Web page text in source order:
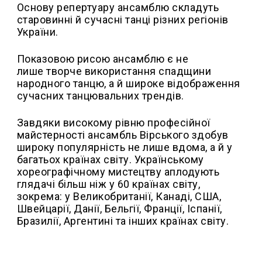
Основу репертуару ансамблю складуть
старовинні й сучасні танці різних регіонів
України.
Показовою рисою ансамблю є не
лише творче використання спадщини
народного танцю, а й широке відображення
сучасних танцювальних трендів.
Завдяки високому рівню професійної
майстерності ансамбль Вірського здобув
широку популярність не лише вдома, а й у
багатьох країнах світу. Українському
хореографічному мистецтву аплодують
глядачі більш ніж у 60 країнах світу,
зокрема: у Великобританії, Канаді, США,
Швейцарії, Данії, Бельгії, Франції, Іспанії,
Бразилії, Аргентині та інших країнах світу.